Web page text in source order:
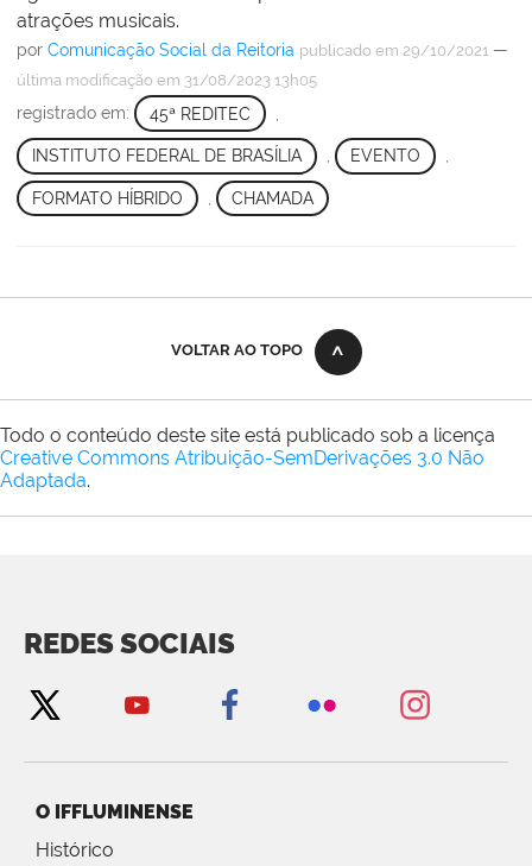
atrações musicais.
por Comunicação Social da Reitoria publicado em 29/10/2021 —
última modificação em 31/08/2023 13h05
registrado em: 45ª REDITEC
INSTITUTO FEDERAL DE BRASÍLIA , EVENTO ,
FORMATO HÍBRIDO CHAMADA
VOLTAR AO TOPO
Todo o conteúdo deste site está publicado sob a licença
Creative Commons Atribuição-SemDerivações 3.0 Não
Adaptada.
REDES SOCIAIS
O IFFLUMINENSE
Histórico